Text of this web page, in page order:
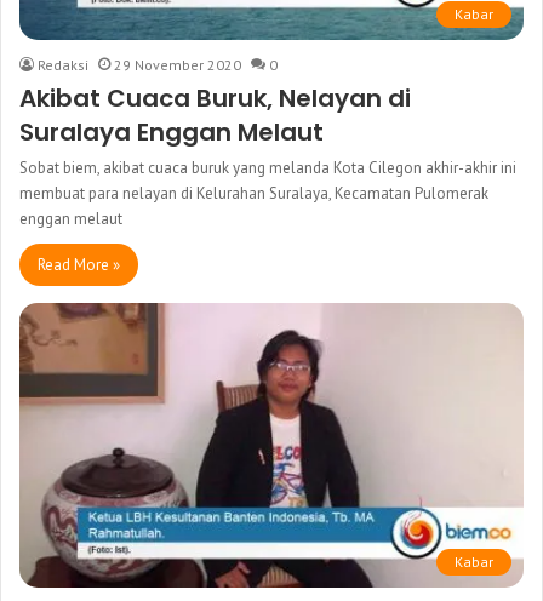
Kabar
Redaksi 29 November 2020 0
Akibat Cuaca Buruk, Nelayan di
Suralaya Enggan Melaut
Sobat biem, akibat cuaca buruk yang melanda Kota Cilegon akhir-akhir ini
membuat para nelayan di Kelurahan Suralaya, Kecamatan Pulomerak
enggan melaut
Read More »
Kabar